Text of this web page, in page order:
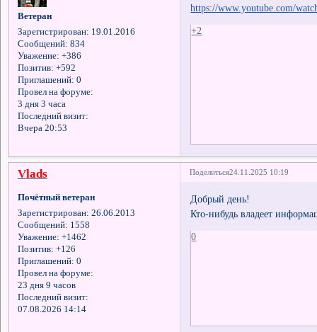
Ветеран
Зарегистрирован: 19.01.2016
Сообщений: 834
Уважение: +386
Позитив: +592
Приглашений: 0
Провел на форуме:
3 дня 3 часа
Последний визит:
Вчера 20:53
https://www.youtube.com/
+2
Поделиться24.11.2025 10:19
Vlads
Почётный ветеран
Зарегистрирован: 26.06.2013
Сообщений: 1558
Уважение: +1462
Позитив: +126
Приглашений: 0
Провел на форуме:
23 дня 9 часов
Последний визит:
07.08.2026 14:14
Добрый день!
Кто-нибудь владеет
0